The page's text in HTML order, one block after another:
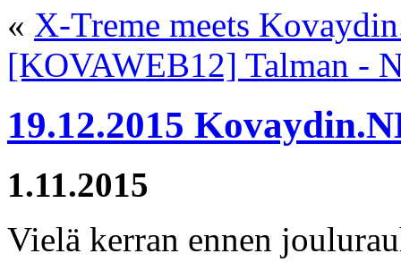
« X-Treme meets
[KOVAWEB12] Talman -
19.12.2015
1.11.2015
Vielä kerran ennen